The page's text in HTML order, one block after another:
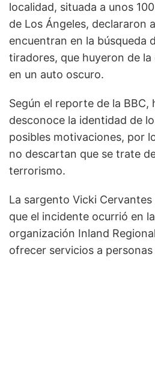
localidad, situada a unos
de Los Ángeles, declararon
encuentran en la búsqueda
tiradores, que huyeron de la
en un auto oscuro.
Según el reporte de la BBC,
desconoce la identidad de
posibles motivaciones, por
no descartan que se trate
terrorismo.
La sargento Vicki
que el incidente ocurrió en
organización Inland
ofrecer servicios a